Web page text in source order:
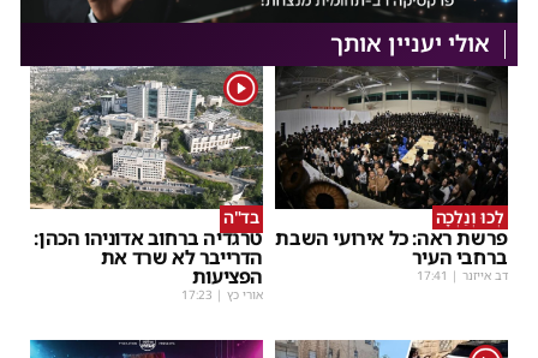
אולי יעניין אותך
לְכוּ וְנֵלְכָה
פרשת ראה: כל אירועי השבת
ברחבי העיר
דב אייזנר |
17:41
1
בד"ה
טרגדיה ברחוב אדוניהו הכהן:
הדרייבר לא שרד את
הפציעות
אורי כץ |
17:23